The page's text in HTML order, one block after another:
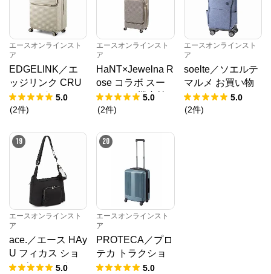
エースオンラインスト
ア
EDGELINK／エ
ッジリンク CRU
ZBOX グリント
スーツケース 101
5.0
(2件)
エースオンラインスト
ア
HaNT×Jewelna R
ose コラボ スー
ツケース 機内持
ち込み 06820
5.0
(2件)
エースオンラインスト
ア
soelte／ソエルテ
マルメ お買い物
キャリー 23L 359
82
5.0
(2件)
19
エースオンラインスト
ア
ace.／エース HAy
U フィカス ショ
ルダーバッグ 191
5.0
20
エースオンラインスト
ア
PROTECA／プロ
テカ トラクショ
ン2 スーツケース
5.0